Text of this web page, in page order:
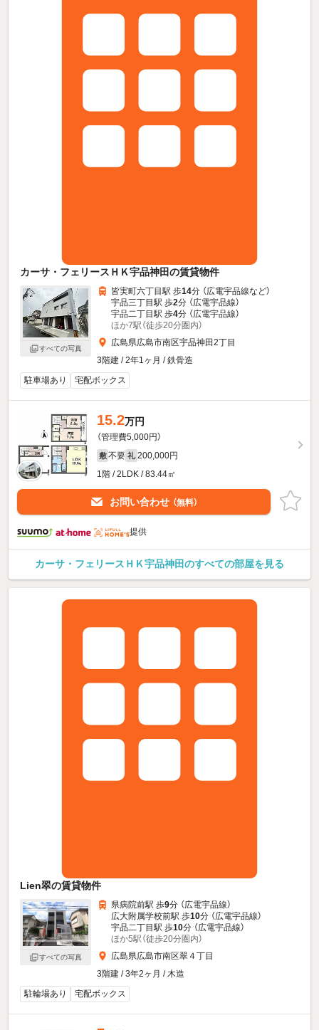
カーサ・フェリースＨＫ宇品神田の賃貸物件
すべての写真
皆実町六丁目駅 歩14分 （広電宇品線など）
宇品三丁目駅 歩2分 （広電宇品線）
宇品二丁目駅 歩4分 （広電宇品線）
ほか7駅（徒歩20分圏内）
広島県広島市南区宇品神田2丁目
3階建 / 2年1ヶ月 / 鉄骨造
駐車場あり
宅配ボックス
15.2万円
（管理費5,000円）
敷 不要 礼 200,000円
1階 / 2LDK / 83.44㎡
お問い合わせ （無料）
提供
カーサ・フェリースＨＫ宇品神田のすべての部屋を見る
Lien翠の賃貸物件
すべての写真
県病院前駅 歩9分 （広電宇品線）
広大附属学校前駅 歩10分 （広電宇品線）
宇品二丁目駅 歩10分 （広電宇品線）
ほか5駅（徒歩20分圏内）
広島県広島市南区翠４丁目
3階建 / 3年2ヶ月 / 木造
駐輪場あり
宅配ボックス